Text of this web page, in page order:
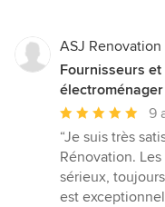
ASJ
Fournisseurs
Note
moyenne
:
5
étoiles
9
“Je suis très
Rénovation.
sérieux,
est